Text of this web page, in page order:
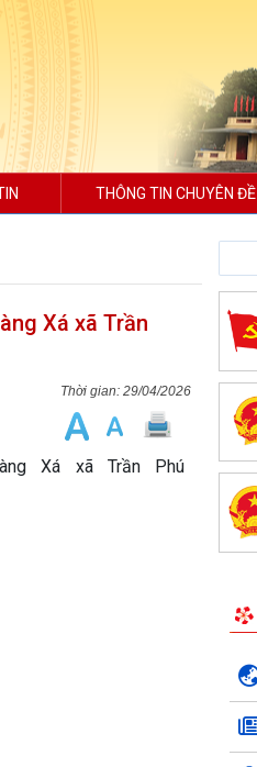
THÔNG TIN CHUYÊN ĐỀ
Xá xã Trần
29/04/2026
Xá xã Trần Phú